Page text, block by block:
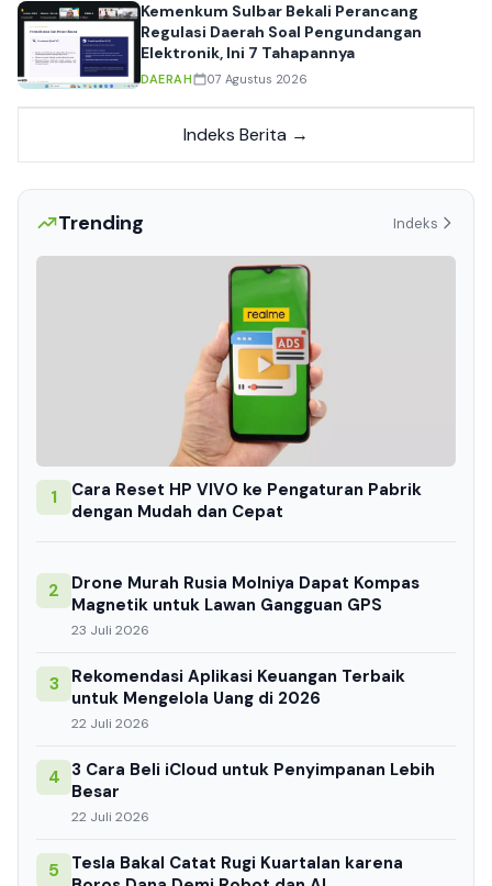
Kemenkum Sulbar Bekali Perancang
Regulasi Daerah Soal Pengundangan
Elektronik, Ini 7 Tahapannya
DAERAH 07 Agustus 2026
Indeks Berita →
Trending Indeks
1
Cara Reset HP VIVO ke Pengaturan Pabrik
dengan Mudah dan Cepat
2
Drone Murah Rusia Molniya Dapat Kompas
Magnetik untuk Lawan Gangguan GPS
23 Juli 2026
3
Rekomendasi Aplikasi Keuangan Terbaik
untuk Mengelola Uang di 2026
22 Juli 2026
4 3 Cara Beli iCloud untuk Penyimpanan Lebih
Besar
22 Juli 2026
5
Tesla Bakal Catat Rugi Kuartalan karena